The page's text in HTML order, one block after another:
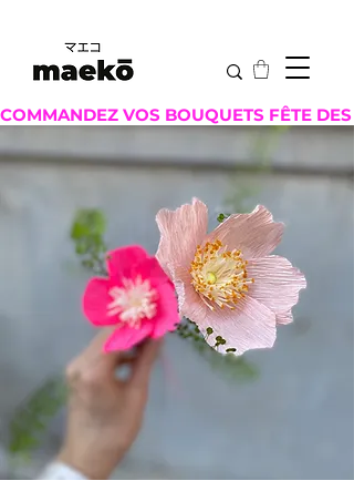
COMMANDEZ VOS BOUQUETS FÊTE DES